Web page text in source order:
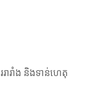
រារាំង និងទាន់ហេតុ